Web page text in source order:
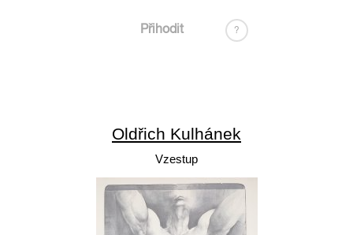
Přihodit ?
Oldřich Kulhánek
Vzestup